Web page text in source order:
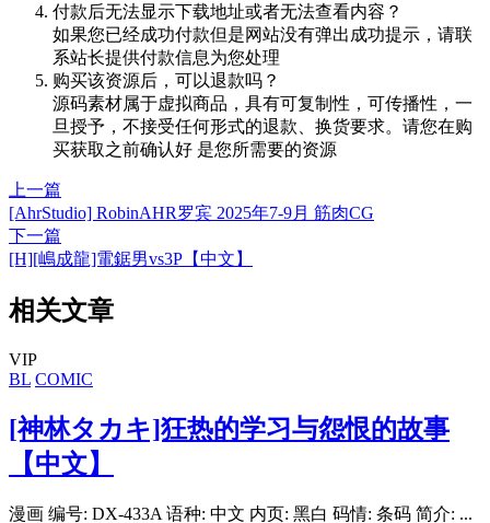
付款后无法显示下载地址或者无法查看内容？
如果您已经成功付款但是网站没有弹出成功提示，请联
系站长提供付款信息为您处理
购买该资源后，可以退款吗？
源码素材属于虚拟商品，具有可复制性，可传播性，一
旦授予，不接受任何形式的退款、换货要求。请您在购
买获取之前确认好 是您所需要的资源
上一篇
[AhrStudio] RobinAHR罗宾 2025年7-9月 筋肉CG
下一篇
[H][嶋成龍]電鋸男vs3P【中文】
相关文章
VIP
BL COMIC
[神林タカキ]狂热的学习与怨恨的故事
【中文】
漫画 编号: DX-433A 语种: 中文 内页: 黑白 码情: 条码 简介: ...